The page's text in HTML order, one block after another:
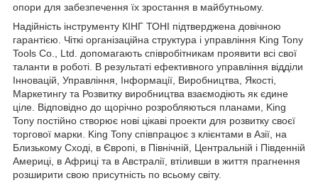
опори для забезпечення їх зростання в майбутньому.
Надійність інструменту КІНГ ТОНІ підтверджена довічною
гарантією. Чіткі організаційна структура і управління King Tony
Tools Co., Ltd. допомагають співробітникам проявити всі свої
таланти в роботі. В результаті ефективного управління відділи
Інновацій, Управління, Інформації, Виробництва, Якості,
Маркетингу та Розвитку виробництва взаємодіють як єдине
ціле. Відповідно до щорічно розробляються планами, King
Tony постійно створює нові цікаві проекти для розвитку своєї
торгової марки. King Tony співпрацює з клієнтами в Азії, на
Близькому Сході, в Європі, в Північній, Центральній і Південній
Америці, в Африці та в Австралії, втіливши в життя прагнення
розширити свою присутність по всьому світу.